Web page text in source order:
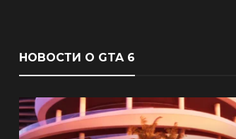
НОВОСТИ О GTA 6